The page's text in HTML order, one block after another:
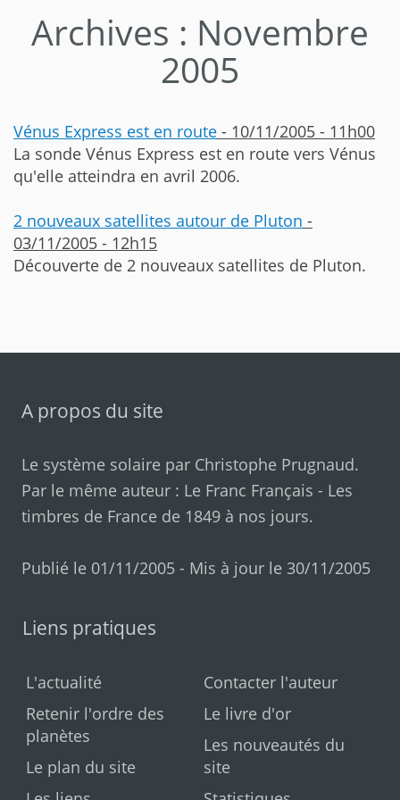
Archives : Novembre
2005
Vénus Express est en route - 10/11/2005 - 11h00
La sonde Vénus Express est en route vers Vénus
qu'elle atteindra en avril 2006.
2 nouveaux satellites autour de Pluton -
03/11/2005 - 12h15
Découverte de 2 nouveaux satellites de Pluton.
A propos du site
Le système solaire par Christophe Prugnaud.
Par le même auteur : Le Franc Français - Les
timbres de France de 1849 à nos jours.
Publié le 01/11/2005 - Mis à jour le 30/11/2005
Liens pratiques
L'actualité
Retenir l'ordre des
planètes
Le plan du site
Contacter l'auteur
Le livre d'or
Les nouveautés du
site